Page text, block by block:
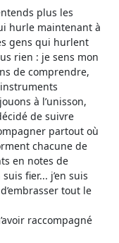
plus les
hurle maintenant à
gens qui hurlent
rien : je sens mon
de comprendre,
à l’unisson,
de suivre
partout où
chacune de
en notes de
fier... j’en suis
tout le
raccompagné